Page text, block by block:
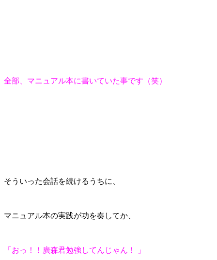
全部、マニュアル本に書いていた事です（笑）
そういった会話を続けるうちに、
マニュアル本の実践が功を奏してか、
「おっ！！廣森君勉強してんじゃん！ 」